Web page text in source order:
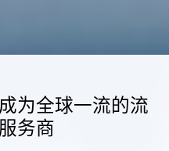
为全球一流的流
务商